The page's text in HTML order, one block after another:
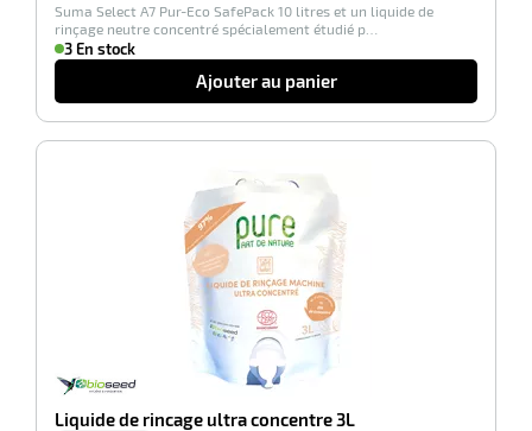
Suma Select A7 Pur-Eco SafePack 10 litres et un liquide de
rinçage neutre concentré spécialement étudié p…
3 En stock
Ajouter au panier
Liquide de rincage ultra concentre 3L